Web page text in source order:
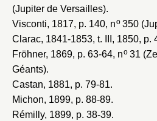
(Jupiter de Versailles).
Visconti, 1817, p. 140, no350
Clarac, 1841-1853, t. III, 1850, p.
Fröhner, 1869, p. 63-64, no31
Géants).
Castan, 1881, p. 79-81.
Michon, 1899, p. 88-89.
Rémilly, 1899, p. 38-39.